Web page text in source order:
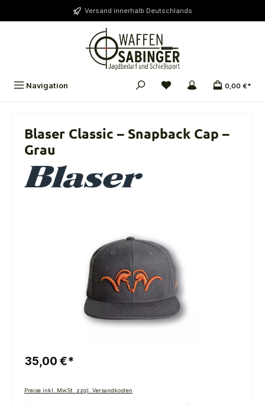
Versand innerhalb Deutschlands
Navigation 0,00 €*
Blaser Classic – Snapback Cap –
Grau
35,00 €*
Preise inkl. MwSt. zzgl. Versandkosten